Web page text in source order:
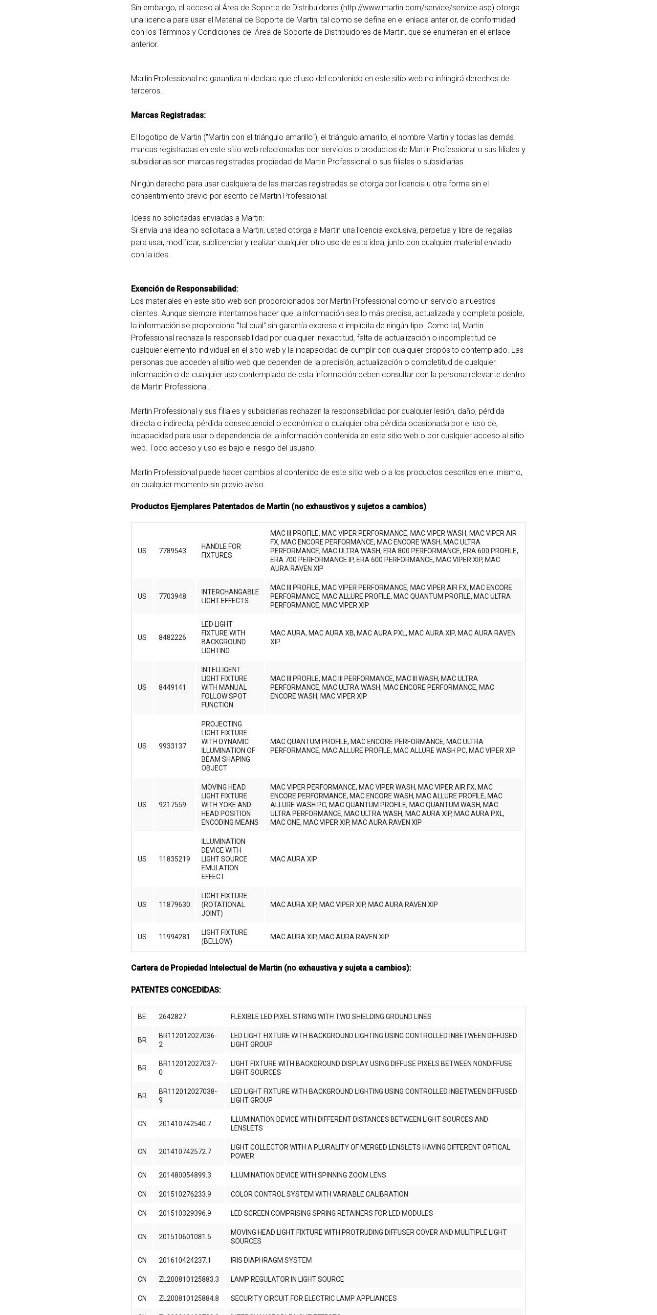
MAC VIPER
MAC VIPER LEGACY MODELS
P3 POWERPORT LEGACY MODELS
VDO DOTRON
VDO FATRON
Sin embargo, el acceso al Área de Soporte de Distribuidores (http://www.martin.com/service/service.asp) otorga
una licencia para usar el Material de Soporte de Martin, tal como se define en el enlace anterior, de conformidad
con los Términos y Condiciones del Área de Soporte de Distribuidores de Martin, que se enumeran en el enlace
anterior.
Martin Professional no garantiza ni declara que el uso del contenido en este sitio web no infringirá derechos de
terceros.
Marcas Registradas:
El logotipo de Martin ("Martin con el triángulo amarillo"), el triángulo amarillo, el nombre Martin y todas las demás
marcas registradas en este sitio web relacionadas con servicios o productos de Martin Professional o sus filiales y
subsidiarias son marcas registradas propiedad de Martin Professional o sus filiales o subsidiarias.
Ningún derecho para usar cualquiera de las marcas registradas se otorga por licencia u otra forma sin el
consentimiento previo por escrito de Martin Professional.
Ideas no solicitadas enviadas a Martin:
Si envía una idea no solicitada a Martin, usted otorga a Martin una licencia exclusiva, perpetua y libre de regalías
para usar, modificar, sublicenciar y realizar cualquier otro uso de esta idea, junto con cualquier material enviado
con la idea.
Exención de Responsabilidad:
Los materiales en este sitio web son proporcionados por Martin Professional como un servicio a nuestros
clientes. Aunque siempre intentamos hacer que la información sea lo más precisa, actualizada y completa posible,
la información se proporciona "tal cual" sin garantía expresa o implícita de ningún tipo. Como tal, Martin
Professional rechaza la responsabilidad por cualquier inexactitud, falta de actualización o incompletitud de
cualquier elemento individual en el sitio web y la incapacidad de cumplir con cualquier propósito contemplado. Las
personas que acceden al sitio web que dependen de la precisión, actualización o completitud de cualquier
información o de cualquier uso contemplado de esta información deben consultar con la persona relevante dentro
de Martin Professional.
Martin Professional y sus filiales y subsidiarias rechazan la responsabilidad por cualquier lesión, daño, pérdida
directa o indirecta, pérdida consecuencial o económica o cualquier otra pérdida ocasionada por el uso de,
incapacidad para usar o dependencia de la información contenida en este sitio web o por cualquier acceso al sitio
web. Todo acceso y uso es bajo el riesgo del usuario.
Martin Professional puede hacer cambios al contenido de este sitio web o a los productos descritos en el mismo,
en cualquier momento sin previo aviso.
Productos Ejemplares Patentados de Martin (no exhaustivos y sujetos a cambios)
US 7789543
HANDLE FOR
FIXTURES
MAC III PROFILE, MAC VIPER PERFORMANCE, MAC VIPER WASH, MAC VIPER AIR
FX, MAC ENCORE PERFORMANCE, MAC ENCORE WASH, MAC ULTRA
PERFORMANCE, MAC ULTRA WASH, ERA 800 PERFORMANCE, ERA 600 PROFILE,
ERA 700 PERFORMANCE IP, ERA 600 PERFORMANCE, MAC VIPER XIP, MAC
AURA RAVEN XIP
US 7703948
INTERCHANGABLE
LIGHT EFFECTS
MAC III PROFILE, MAC VIPER PERFORMANCE, MAC VIPER AIR FX, MAC ENCORE
PERFORMANCE, MAC ALLURE PROFILE, MAC QUANTUM PROFILE, MAC ULTRA
PERFORMANCE, MAC VIPER XIP
US 8482226
LED LIGHT
FIXTURE WITH
BACKGROUND
LIGHTING
MAC AURA, MAC AURA XB, MAC AURA PXL, MAC AURA XIP, MAC AURA RAVEN
XIP
US 8449141
INTELLIGENT
LIGHT FIXTURE
WITH MANUAL
FOLLOW SPOT
FUNCTION
MAC III PROFILE, MAC III PERFORMANCE, MAC III WASH, MAC ULTRA
PERFORMANCE, MAC ULTRA WASH, MAC ENCORE PERFORMANCE, MAC
ENCORE WASH, MAC VIPER XIP
US 9933137
PROJECTING
LIGHT FIXTURE
WITH DYNAMIC
ILLUMINATION OF
BEAM SHAPING
OBJECT
MAC QUANTUM PROFILE, MAC ENCORE PERFORMANCE, MAC ULTRA
PERFORMANCE, MAC ALLURE PROFILE, MAC ALLURE WASH PC, MAC VIPER XIP
US 9217559
MOVING HEAD
LIGHT FIXTURE
WITH YOKE AND
HEAD POSITION
ENCODING MEANS
MAC VIPER PERFORMANCE, MAC VIPER WASH, MAC VIPER AIR FX, MAC
ENCORE PERFORMANCE, MAC ENCORE WASH, MAC ALLURE PROFILE, MAC
ALLURE WASH PC, MAC QUANTUM PROFILE, MAC QUANTUM WASH, MAC
ULTRA PERFORMANCE, MAC ULTRA WASH, MAC AURA XIP, MAC AURA PXL,
MAC ONE, MAC VIPER XIP, MAC AURA RAVEN XIP
US 11835219
ILLUMINATION
DEVICE WITH
LIGHT SOURCE
EMULATION
EFFECT
MAC AURA XIP
US 11879630
LIGHT FIXTURE
(ROTATIONAL
JOINT)
MAC AURA XIP, MAC VIPER XIP, MAC AURA RAVEN XIP
US 11994281
LIGHT FIXTURE
(BELLOW)
MAC AURA XIP, MAC AURA RAVEN XIP
Cartera de Propiedad Intelectual de Martin (no exhaustiva y sujeta a cambios):
PATENTES CONCEDIDAS:
BE 2642827 FLEXIBLE LED PIXEL STRING WITH TWO SHIELDING GROUND LINES
BR
BR112012027036-
2
LED LIGHT FIXTURE WITH BACKGROUND LIGHTING USING CONTROLLED INBETWEEN DIFFUSED
LIGHT GROUP
BR
BR112012027037-
0
LIGHT FIXTURE WITH BACKGROUND DISPLAY USING DIFFUSE PIXELS BETWEEN NONDIFFUSE
LIGHT SOURCES
BR
BR112012027038-
9
LED LIGHT FIXTURE WITH BACKGROUND LIGHTING USING CONTROLLED INBETWEEN DIFFUSED
LIGHT GROUP
CN 201410742540.7
ILLUMINATION DEVICE WITH DIFFERENT DISTANCES BETWEEN LIGHT SOURCES AND
LENSLETS
CN 201410742572.7
LIGHT COLLECTOR WITH A PLURALITY OF MERGED LENSLETS HAVING DIFFERENT OPTICAL
POWER
CN 201480054899.3 ILLUMINATION DEVICE WITH SPINNING ZOOM LENS
CN 201510276233.9 COLOR CONTROL SYSTEM WITH VARIABLE CALIBRATION
CN 201510329396.9 LED SCREEN COMPRISING SPRING RETAINERS FOR LED MODULES
CN 201510601081.5
MOVING HEAD LIGHT FIXTURE WITH PROTRUDING DIFFUSER COVER AND MULITIPLE LIGHT
SOURCES
CN 201610424237.1 IRIS DIAPHRAGM SYSTEM
CN ZL200810125883.3 LAMP REGULATOR IN LIGHT SOURCE
CN ZL200810125884.8 SECURITY CIRCUIT FOR ELECTRIC LAMP APPLIANCES